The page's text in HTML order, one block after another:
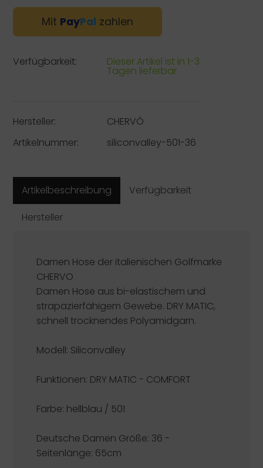
Mit PayPal zahlen
Verfügbarkeit: Dieser Artikel ist in 1-3
Tagen lieferbar
Hersteller:
CHERVÒ
Artikelnummer:
siliconvalley-501-36
Artikelbeschreibung
Verfügbarkeit
Hersteller
Damen Hose der italienischen Golfmarke
CHERVO
Damen Hose aus bi-elastischem und
strapazierfähigem Gewebe. DRY MATIC,
schnell trocknendes Polyamidgarn.
Modell: Siliconvalley
Funktionen: DRY MATIC - COMFORT
Farbe: hellblau / 501
Deutsche Damen Größe: 36 -
Seitenlänge: 65cm